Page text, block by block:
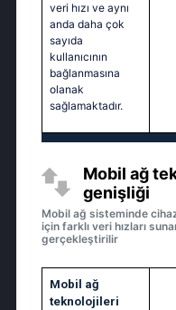
veri hızı ve aynı
anda daha çok
sayıda
kullanıcının
bağlanmasına
olanak
sağlamaktadır.
Mobil ağ
genişliği
Mobil ağ sisteminde
için farklı veri hızları
gerçekleştirilir
Mobil ağ
teknolojileri